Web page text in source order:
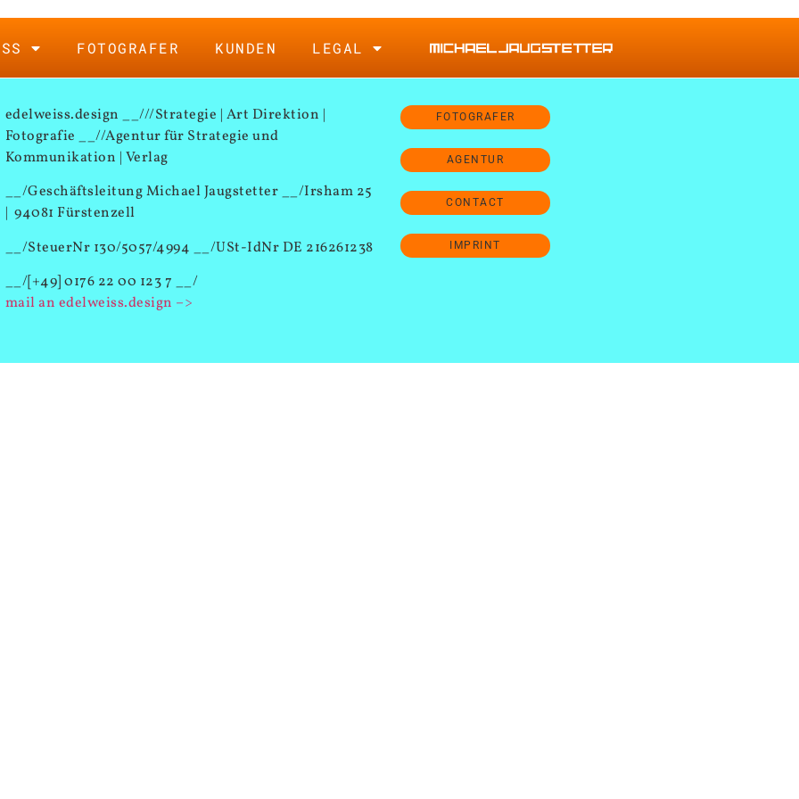
FOTOGRAFER KUNDEN LEGAL
edelweiss.design __///Strategie | Art Direktion |
Fotografie __//Agentur für Strategie und
Kommunikation | Verlag
__/Geschäftsleitung Michael Jaugstetter __/Irsham 25
| 94081 Fürstenzell
__/SteuerNr 130/5057/4994 __/USt-IdNr DE 216261238
__/[+49] 0176 22 00 123 7 __/
mail an edelweiss.design –>
FOTOGRAFER
AGENTUR
CONTACT
IMPRINT